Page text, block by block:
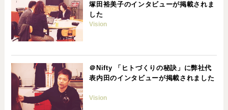
塚田裕美子のインタビューが掲載されま
した
Vision
＠Nifty 「ヒトづくりの秘訣」に弊社代
表内田のインタビューが掲載されました
Vision